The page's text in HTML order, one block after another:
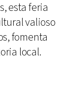
esta feria
valioso
fomenta
local.